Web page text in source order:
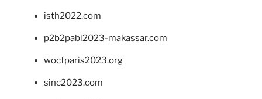
isth2022.com
p2b2pabi2023-makassar.com
wocfparis2023.org
sinc2023.com